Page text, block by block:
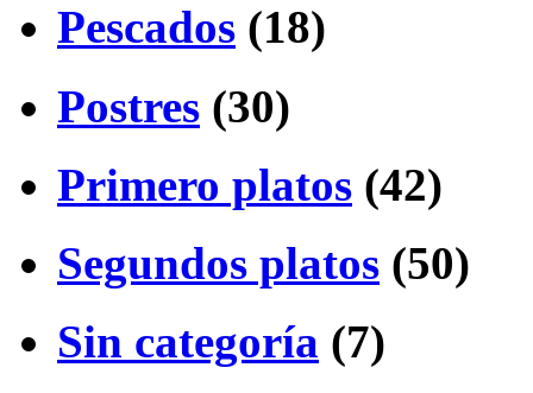
Pescados (18)
Postres (30)
Primero platos (42)
Segundos platos (50)
Sin categoría (7)